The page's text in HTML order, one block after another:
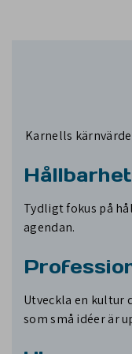
Karnells
Hållbarhet
Tydligt fokus på
agendan.
Utveckla en kultur
som små idéer är